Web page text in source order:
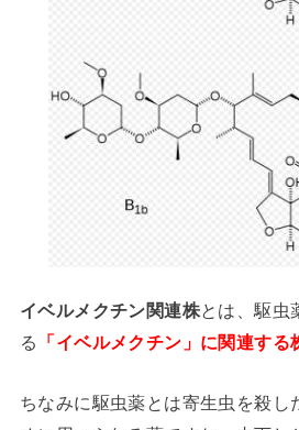
イベルメクチン関連株とは、駆虫
る
「イベルメクチン」に関連する
ちなみに駆虫薬とは寄生虫を殺し